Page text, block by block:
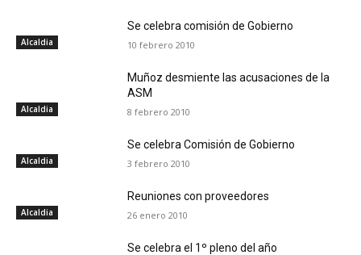
Alcaldia
Se celebra comisión de Gobierno
10 febrero 2010
Alcaldia
Muñoz desmiente las acusaciones de la
ASM
8 febrero 2010
Alcaldia
Se celebra Comisión de Gobierno
3 febrero 2010
Alcaldia
Reuniones con proveedores
26 enero 2010
Se celebra el 1º pleno del año